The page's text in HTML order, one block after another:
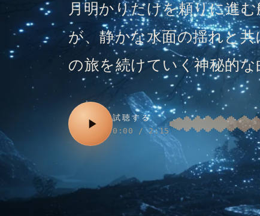
月明かりだけを頼りに進む
が、静かな水面の揺れと共
の旅を続けていく神秘的な
試聴する
0:00 / 2:15